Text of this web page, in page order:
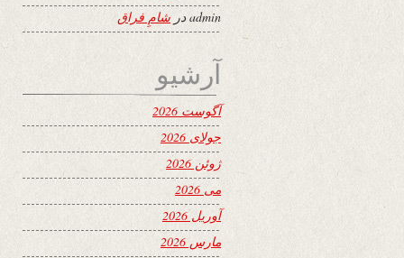
admin در شامِ فراق
آرشیو
آگوست 2026
جولای 2026
ژوئن 2026
می 2026
آوریل 2026
مارس 2026